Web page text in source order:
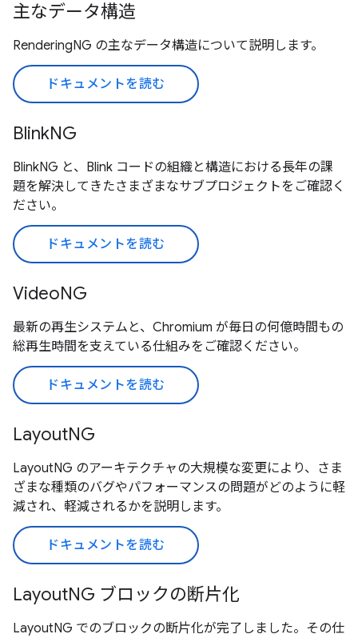
主なデータ構造
RenderingNG の主なデータ構造について説明します。
ドキュメントを読む
BlinkNG
BlinkNG と、Blink コードの組織と構造における長年の課
題を解決してきたさまざまなサブプロジェクトをご確認く
ださい。
ドキュメントを読む
VideoNG
最新の再生システムと、Chromium が毎日の何億時間もの
総再生時間を支えている仕組みをご確認ください。
ドキュメントを読む
LayoutNG
LayoutNG のアーキテクチャの大規模な変更により、さま
ざまな種類のバグやパフォーマンスの問題がどのように軽
減され、軽減されるかを説明します。
ドキュメントを読む
LayoutNG ブロックの断片化
LayoutNG でのブロックの断片化が完了しました。その仕